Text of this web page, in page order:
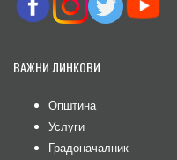
ВАЖНИ ЛИНКОВИ
Општина
Услуги
Градоначалник